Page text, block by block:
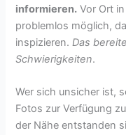
informieren. Vor Ort
problemlos möglich,
inspizieren.Das
Schwierigkeiten.
Wer sich unsicher ist,
Fotos zur Verfügung
der Nähe entstanden